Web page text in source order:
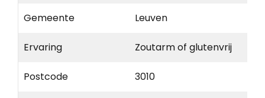
Gemeente Leuven
Ervaring Zoutarm of glutenvrij
Postcode 3010